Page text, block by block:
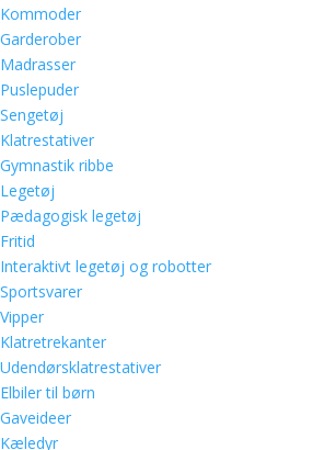
Kommoder
Garderober
Madrasser
Puslepuder
Sengetøj
Klatrestativer
Gymnastik ribbe
Legetøj
Pædagogisk legetøj
Fritid
Interaktivt legetøj og robotter
Sportsvarer
Vipper
Klatretrekanter
Udendørsklatrestativer
Elbiler til børn
Gaveideer
Kæledyr